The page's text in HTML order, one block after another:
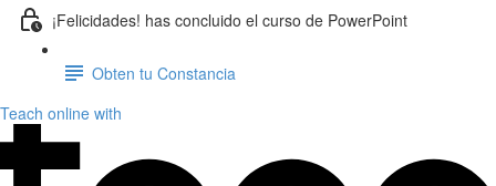
¡Felicidades! has concluido el curso de PowerPoint
Obten tu Constancia
Teach online with